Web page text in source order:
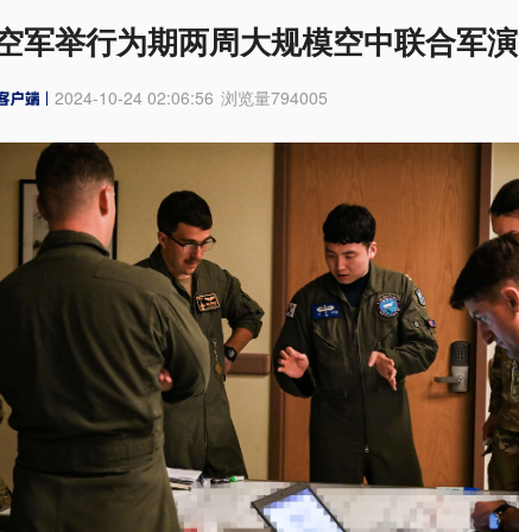
军举行为期两周大规模空中联合军演
2024-10-24 02:06:56 浏览量794005